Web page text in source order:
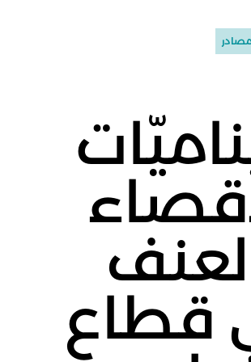
قطاع